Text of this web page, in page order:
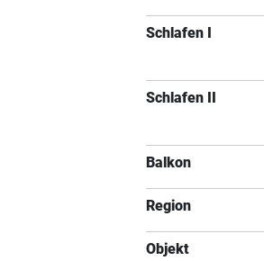
Schlafen I
Schlafen II
Balkon
Region
Objekt